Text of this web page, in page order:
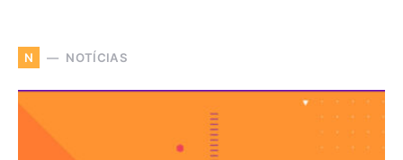
N NOTÍCIAS